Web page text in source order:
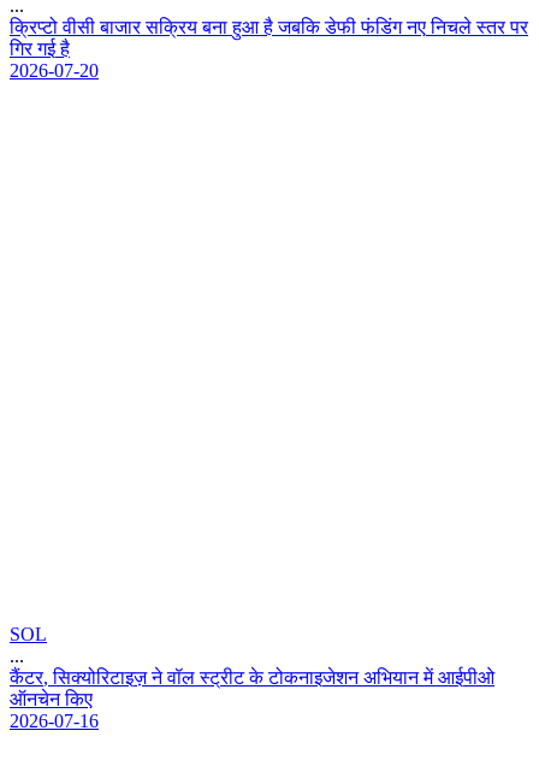
...
कपट वस बजर सकय बन हआ ह जबक डफ फडग नए नचल सतर पर
गर गई ह
2026-07-20
SOL
...
कटर, सकयरटइज न वल सटरट क टकनइजशन अभयन म आईपओ
ऑनचन कए
2026-07-16